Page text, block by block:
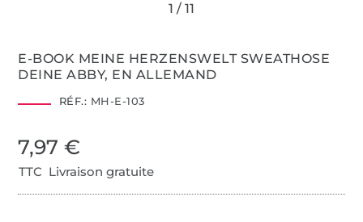
E-BOOK MEINE HERZENSWELT SWEATHOSE
DEINE ABBY, EN ALLEMAND
RÉF.: MH-E-103
7,97 €
TTC Livraison gratuite